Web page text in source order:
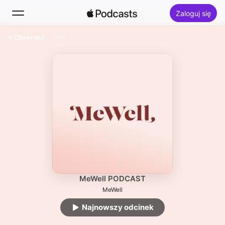
Zaloguj się
MeWell PODCAST
MeWell
Najnowszy odcinek